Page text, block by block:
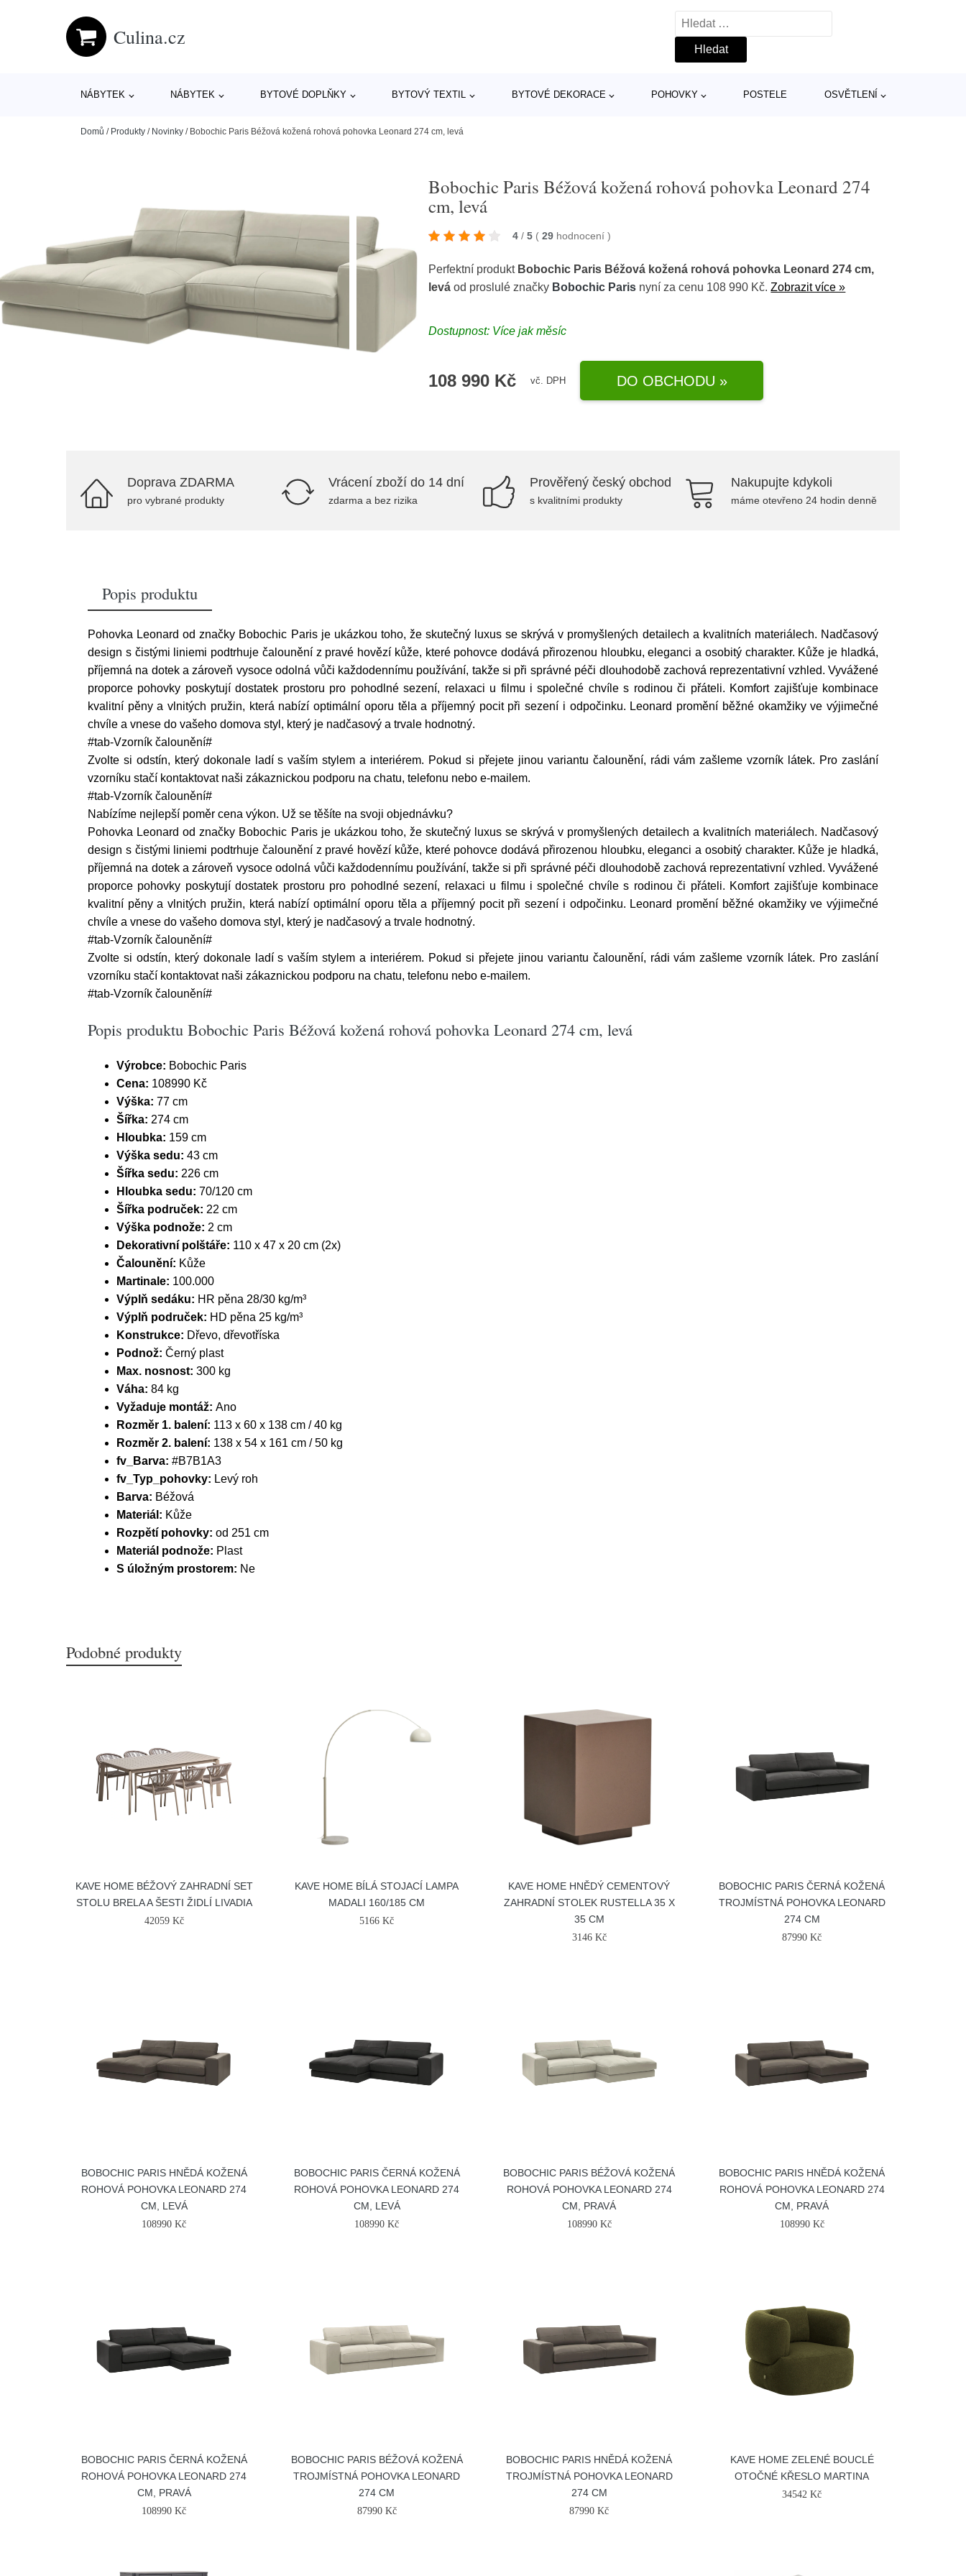
Culina.cz
Vyhledávání
NÁBYTEK NÁBYTEK BYTOVÉ DOPLŇKY BYTOVÝ TEXTIL BYTOVÉ DEKORACE POHOVKY POSTELE OSVĚTLENÍ
Domů / Produkty / Novinky / Bobochic Paris Béžová kožená rohová pohovka Leonard 274 cm, levá
Bobochic Paris Béžová kožená rohová pohovka Leonard 274
cm, levá
4 / 5 ( 29 hodnocení)
Perfektní produkt Bobochic Paris Béžová kožená rohová pohovka Leonard 274 cm,
levá od proslulé značky Bobochic Paris nyní za cenu 108 990 Kč.Zobrazit více »
Dostupnost: Více jak měsíc
108 990 Kč vč. DPH DO OBCHODU »
Doprava ZDARMA
pro vybrané produkty
Vrácení zboží do 14 dní
zdarma a bez rizika
Prověřený český obchod
s kvalitními produkty
Nakupujte kdykoli
máme otevřeno 24 hodin denně
Popis produktu
Pohovka Leonard od značky Bobochic Paris je ukázkou toho, že skutečný luxus se skrývá v promyšlených detailech a kvalitních materiálech. Nadčasový
design s čistými liniemi podtrhuje čalounění z pravé hovězí kůže, které pohovce dodává přirozenou hloubku, eleganci a osobitý charakter. Kůže je hladká,
příjemná na dotek a zároveň vysoce odolná vůči každodennímu používání, takže si při správné péči dlouhodobě zachová reprezentativní vzhled. Vyvážené
proporce pohovky poskytují dostatek prostoru pro pohodlné sezení, relaxaci u filmu i společné chvíle s rodinou či přáteli. Komfort zajišťuje kombinace
kvalitní pěny a vlnitých pružin, která nabízí optimální oporu těla a příjemný pocit při sezení i odpočinku. Leonard promění běžné okamžiky ve výjimečné
chvíle a vnese do vašeho domova styl, který je nadčasový a trvale hodnotný.
#tab-Vzorník čalounění#
Zvolte si odstín, který dokonale ladí s vaším stylem a interiérem. Pokud si přejete jinou variantu čalounění, rádi vám zašleme vzorník látek. Pro zaslání
vzorníku stačí kontaktovat naši zákaznickou podporu na chatu, telefonu nebo e-mailem.
#tab-Vzorník čalounění#
Nabízíme nejlepší poměr cena výkon. Už se těšíte na svoji objednávku?
Pohovka Leonard od značky Bobochic Paris je ukázkou toho, že skutečný luxus se skrývá v promyšlených detailech a kvalitních materiálech. Nadčasový
design s čistými liniemi podtrhuje čalounění z pravé hovězí kůže, které pohovce dodává přirozenou hloubku, eleganci a osobitý charakter. Kůže je hladká,
příjemná na dotek a zároveň vysoce odolná vůči každodennímu používání, takže si při správné péči dlouhodobě zachová reprezentativní vzhled. Vyvážené
proporce pohovky poskytují dostatek prostoru pro pohodlné sezení, relaxaci u filmu i společné chvíle s rodinou či přáteli. Komfort zajišťuje kombinace
kvalitní pěny a vlnitých pružin, která nabízí optimální oporu těla a příjemný pocit při sezení i odpočinku. Leonard promění běžné okamžiky ve výjimečné
chvíle a vnese do vašeho domova styl, který je nadčasový a trvale hodnotný.
#tab-Vzorník čalounění#
Zvolte si odstín, který dokonale ladí s vaším stylem a interiérem. Pokud si přejete jinou variantu čalounění, rádi vám zašleme vzorník látek. Pro zaslání
vzorníku stačí kontaktovat naši zákaznickou podporu na chatu, telefonu nebo e-mailem.
#tab-Vzorník čalounění#
Popis produktu Bobochic Paris Béžová kožená rohová pohovka Leonard 274 cm, levá
Výrobce: Bobochic Paris
Cena: 108990 Kč
Výška: 77 cm
Šířka: 274 cm
Hloubka: 159 cm
Výška sedu: 43 cm
Šířka sedu: 226 cm
Hloubka sedu: 70/120 cm
Šířka područek: 22 cm
Výška podnože: 2 cm
Dekorativní polštáře: 110 x 47 x 20 cm (2x)
Čalounění: Kůže
Martinale: 100.000
Výplň sedáku: HR pěna 28/30 kg/m³
Výplň područek: HD pěna 25 kg/m³
Konstrukce: Dřevo, dřevotříska
Podnož: Černý plast
Max. nosnost: 300 kg
Váha: 84 kg
Vyžaduje montáž: Ano
Rozměr 1. balení: 113 x 60 x 138 cm / 40 kg
Rozměr 2. balení: 138 x 54 x 161 cm / 50 kg
fv_Barva: #B7B1A3
fv_Typ_pohovky: Levý roh
Barva: Béžová
Materiál: Kůže
Rozpětí pohovky: od 251 cm
Materiál podnože: Plast
S úložným prostorem: Ne
Podobné produkty
KAVE HOME BÉŽOVÝ ZAHRADNÍ SET
STOLU BRELA A ŠESTI ŽIDLÍ LIVADIA
42059 Kč
KAVE HOME BÍLÁ STOJACÍ LAMPA
MADALI 160/185 CM
5166 Kč
KAVE HOME HNĚDÝ CEMENTOVÝ
ZAHRADNÍ STOLEK RUSTELLA 35 X
35 CM
3146 Kč
BOBOCHIC PARIS ČERNÁ KOŽENÁ
TROJMÍSTNÁ POHOVKA LEONARD
274 CM
87990 Kč
BOBOCHIC PARIS HNĚDÁ KOŽENÁ
ROHOVÁ POHOVKA LEONARD 274
CM, LEVÁ
108990 Kč
BOBOCHIC PARIS ČERNÁ KOŽENÁ
ROHOVÁ POHOVKA LEONARD 274
CM, LEVÁ
108990 Kč
BOBOCHIC PARIS BÉŽOVÁ KOŽENÁ
ROHOVÁ POHOVKA LEONARD 274
CM, PRAVÁ
108990 Kč
BOBOCHIC PARIS HNĚDÁ KOŽENÁ
ROHOVÁ POHOVKA LEONARD 274
CM, PRAVÁ
108990 Kč
BOBOCHIC PARIS ČERNÁ KOŽENÁ
ROHOVÁ POHOVKA LEONARD 274
CM, PRAVÁ
108990 Kč
BOBOCHIC PARIS BÉŽOVÁ KOŽENÁ
TROJMÍSTNÁ POHOVKA LEONARD
274 CM
87990 Kč
BOBOCHIC PARIS HNĚDÁ KOŽENÁ
TROJMÍSTNÁ POHOVKA LEONARD
274 CM
87990 Kč
KAVE HOME ZELENÉ BOUCLÉ
OTOČNÉ KŘESLO MARTINA
34542 Kč